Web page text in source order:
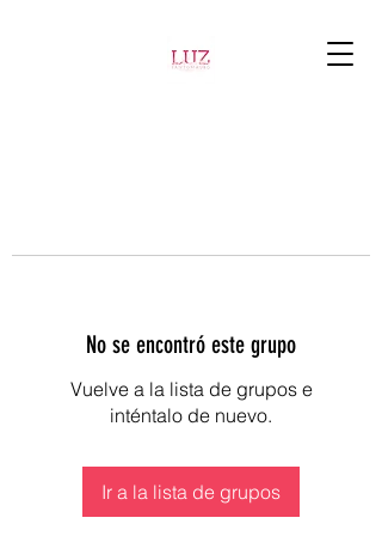
No se encontró este grupo
Vuelve a la lista de grupos e
inténtalo de nuevo.
Ir a la lista de grupos